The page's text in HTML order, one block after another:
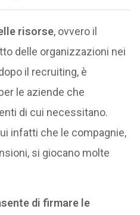
risorse, ovvero il
delle organizzazioni nei
il recruiting, è
le aziende che
di cui necessitano.
infatti che le compagnie,
si giocano molte
di firmare le